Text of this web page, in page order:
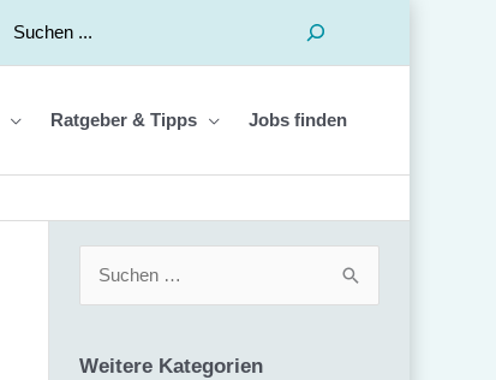
Suchen
Ratgeber & Tipps Jobs finden
h
Weitere Kategorien